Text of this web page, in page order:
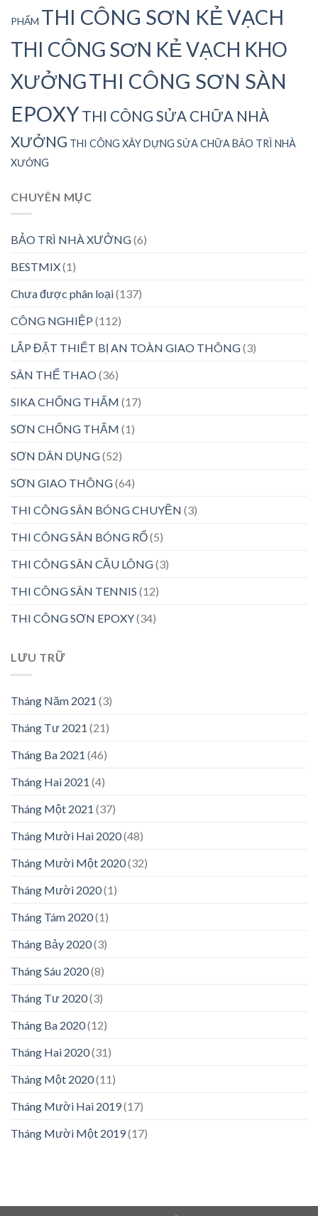
PHẨM THI CÔNG SƠN KẺ VẠCH
THI CÔNG SƠN KẺ VẠCH KHO
XƯỞNGTHI CÔNG SƠN SÀN
EPOXYTHI CÔNG SỬA CHỮA NHÀ
XƯỞNG THI CÔNG XÂY DỰNG SỬA CHỮA BẢO TRÌ NHÀ
XƯỞNG
CHUYÊN MỤC
BẢO TRÌ NHÀ XƯỞNG(6)
BESTMIX(1)
Chưa được phân loại(137)
CÔNG NGHIỆP (112)
LẮP ĐẶT THIẾT BỊ AN TOÀN GIAO THÔNG(3)
SÂN THỂ THAO(36)
SIKA CHỐNG THẤM (17)
SƠN CHỐNG THẤM (1)
SƠN DÂN DỤNG(52)
SƠN GIAO THÔNG(64)
THI CÔNG SÂN BÓNG CHUYỀN (3)
THI CÔNG SÂN BÓNG RỔ(5)
THI CÔNG SÂN CẦU LÔNG(3)
THI CÔNG SÂN TENNIS (12)
THI CÔNG SƠN EPOXY(34)
LƯU TRỮ
Tháng Năm 2021 (3)
Tháng Tư 2021 (21)
Tháng Ba 2021 (46)
Tháng Hai 2021 (4)
Tháng Một 2021 (37)
Tháng Mười Hai 2020(48)
Tháng Mười Một 2020(32)
Tháng Mười 2020(1)
Tháng Tám 2020(1)
Tháng Bảy 2020(3)
Tháng Sáu 2020(8)
Tháng Tư 2020(3)
Tháng Ba 2020(12)
Tháng Hai 2020(31)
Tháng Một 2020(11)
Tháng Mười Hai 2019(17)
Tháng Mười Một 2019(17)